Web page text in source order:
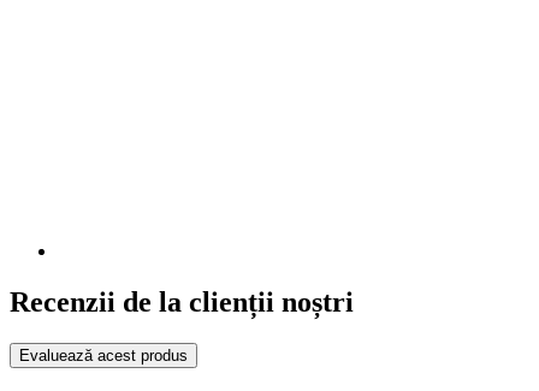
Recenzii de la clienții noștri
Evaluează acest produs